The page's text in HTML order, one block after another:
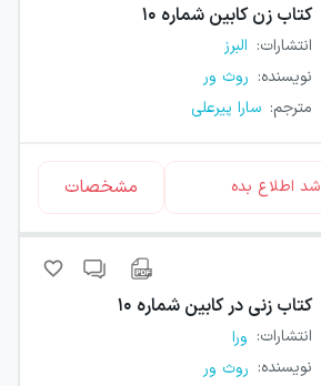
کتاب زن کابین شماره ۱۰
انتشارات: البرز
نویسنده: روث ور
مترجم: سارا پیرعلی
اطلاع بده مشخصات
کتاب زنی در کابین شماره ۱۰
انتشارات: ورا
نویسنده: روث ور